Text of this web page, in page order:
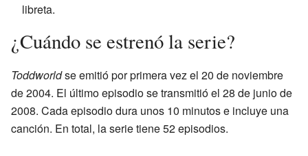
libreta.
¿Cuándo se estrenó la serie?
Toddworldse emitió por primera vez el 20 de noviembre
de 2004. El último episodio se transmitió el 28 de junio de
2008. Cada episodio dura unos 10 minutos e incluye una
canción. En total, la serie tiene 52 episodios.